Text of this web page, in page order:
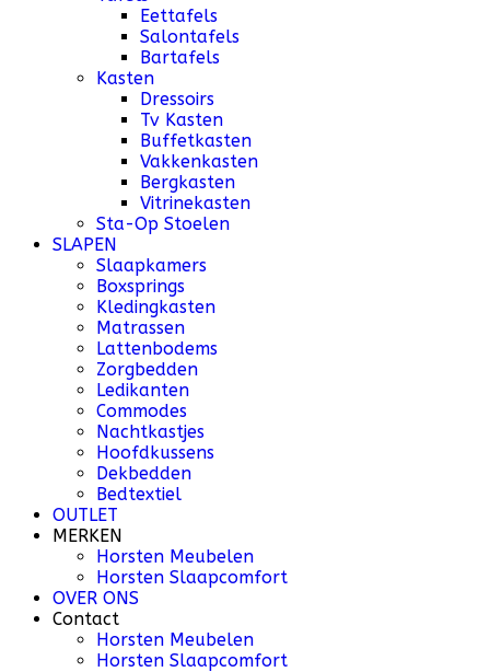
Eettafels
Salontafels
Bartafels
Kasten
Dressoirs
Tv Kasten
Buffetkasten
Vakkenkasten
Bergkasten
Vitrinekasten
Sta-Op Stoelen
SLAPEN
Slaapkamers
Boxsprings
Kledingkasten
Matrassen
Lattenbodems
Zorgbedden
Ledikanten
Commodes
Nachtkastjes
Hoofdkussens
Dekbedden
Bedtextiel
OUTLET
MERKEN
Horsten Meubelen
Horsten Slaapcomfort
OVER ONS
Contact
Horsten Meubelen
Horsten Slaapcomfort